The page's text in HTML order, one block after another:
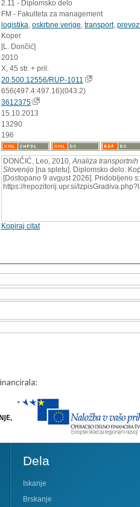
2.11 - Diplomsko delo
FM - Fakulteta za management
logistika oskrbne verige transport,
Koper
[L. Dončić]
2010
X, 45 str. + pril.
20.500.12556/RUP-1011
656(497.4:497.16)(043.2)
3612375
15.10.2013
13290
196
DONČIĆ, Leo, 2010, Analiza
Slovenijo [na spletu]. Diplomsko delo.
[Dostopano 9 avgust 2026]. Pridobljeno s:
https://repozitorij.upr.si/
Kopiraj citat
Dela
Iskanje
Brskanje